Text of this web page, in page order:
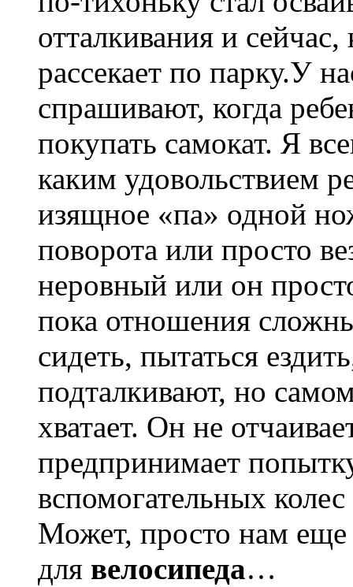
отталкивания и
рассекает по парку.У
спрашивают, когда
покупать самокат. Я
каким удовольствием
изящное «па» одной
поворота или просто
неровный или он
пока отношения
сидеть, пытаться
подталкивают, но
хватает. Он не
предпринимает
вспомогательных
Может, просто нам еще
для велосипеда…